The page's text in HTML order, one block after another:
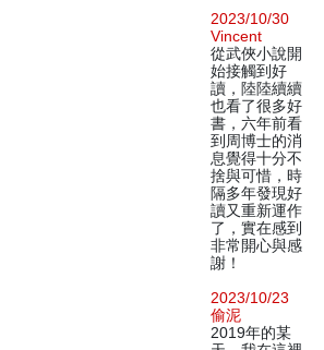
2023/10/30
Vincent
從武俠小說開
始接觸到好
讀，陸陸續續
也看了很多好
書，六年前看
到周博士的消
息覺得十分不
捨與可惜，時
隔多年發現好
讀又重新運作
了，實在感到
非常開心與感
謝！
2023/10/23
偷泥
2019年的某